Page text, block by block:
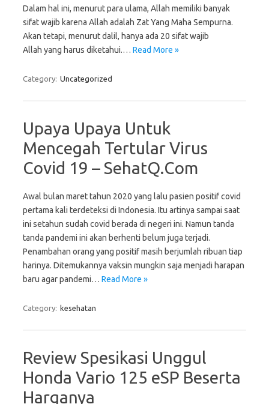
Dalam hal ini, menurut para ulama, Allah memiliki banyak
sifat wajib karena Allah adalah Zat Yang Maha Sempurna.
Akan tetapi, menurut dalil, hanya ada 20 sifat wajib
Allah yang harus diketahui.… Read More »
Category: Uncategorized
Upaya Upaya Untuk
Mencegah Tertular Virus
Covid 19 – SehatQ.Com
Awal bulan maret tahun 2020 yang lalu pasien positif covid
pertama kali terdeteksi di Indonesia. Itu artinya sampai saat
ini setahun sudah covid berada di negeri ini. Namun tanda
tanda pandemi ini akan berhenti belum juga terjadi.
Penambahan orang yang positif masih berjumlah ribuan tiap
harinya. Ditemukannya vaksin mungkin saja menjadi harapan
baru agar pandemi… Read More »
Category: kesehatan
Review Spesikasi Unggul
Honda Vario 125 eSP Beserta
Harganya